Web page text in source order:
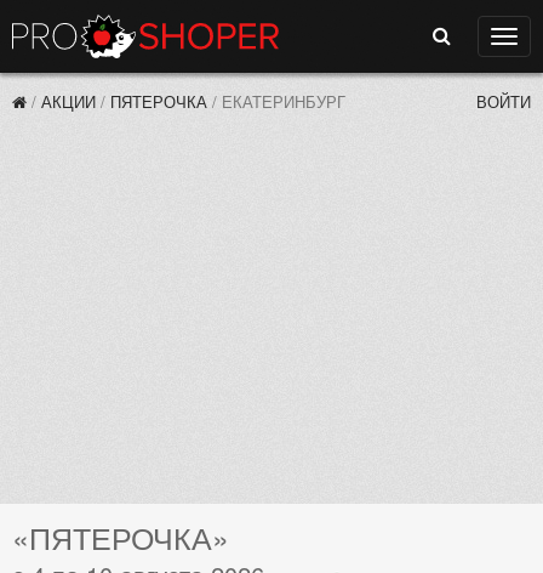
Поиск
/ АКЦИИ / ПЯТЕРОЧКА / ЕКАТЕРИНБУРГ ВОЙТИ
«ПЯТЕРОЧКА»